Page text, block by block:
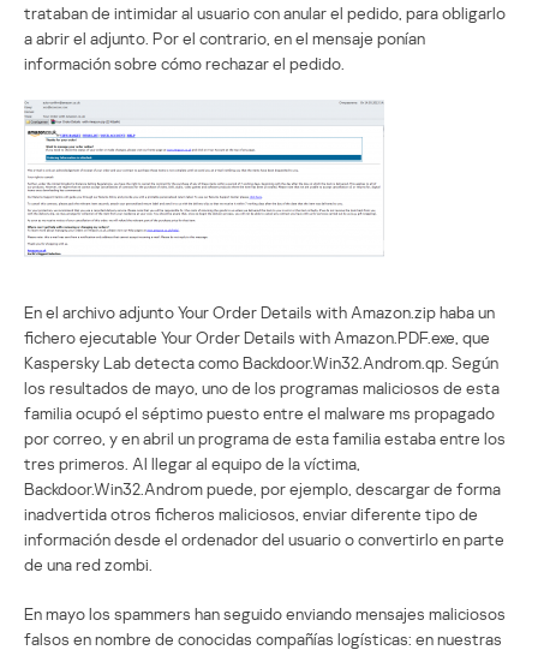
trataban de intimidar al usuario con anular el pedido, para obligarlo
a abrir el adjunto. Por el contrario, en el mensaje ponían
información sobre cómo rechazar el pedido.
En el archivo adjunto Your Order Details with Amazon.zip haba un
fichero ejecutable Your Order Details with Amazon.PDF.exe, que
Kaspersky Lab detecta como Backdoor.Win32.Androm.qp. Según
los resultados de mayo, uno de los programas maliciosos de esta
familia ocupó el séptimo puesto entre el malware ms propagado
por correo, y en abril un programa de esta familia estaba entre los
tres primeros. Al llegar al equipo de la víctima,
Backdoor.Win32.Androm puede, por ejemplo, descargar de forma
inadvertida otros ficheros maliciosos, enviar diferente tipo de
información desde el ordenador del usuario o convertirlo en parte
de una red zombi.
En mayo los spammers han seguido enviando mensajes maliciosos
falsos en nombre de conocidas compañías logísticas: en nuestras